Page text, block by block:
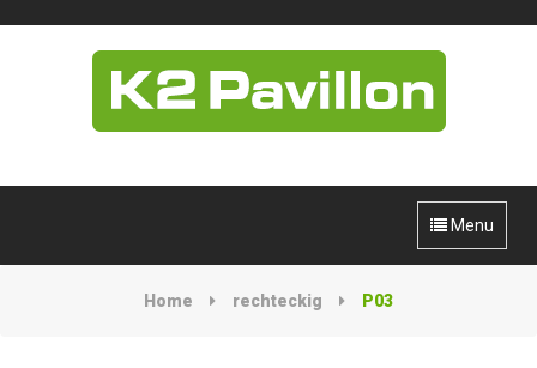
Menu
Home rechteckig P03